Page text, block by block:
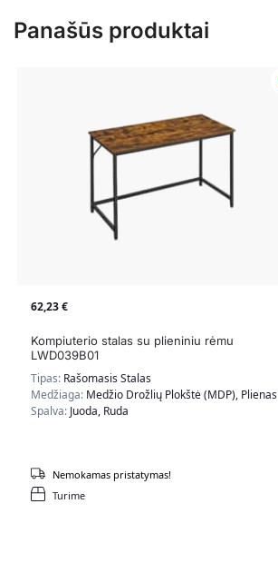
Panašūs produktai
62,23€
Kompiuterio stalas su plieniniu rėmu
LWD039B01
Tipas: Rašomasis Stalas
Medžiaga: Medžio Drožlių Plokštė (MDP), Plienas
Spalva: Juoda, Ruda
Turime
Nemokamas pristatymas!